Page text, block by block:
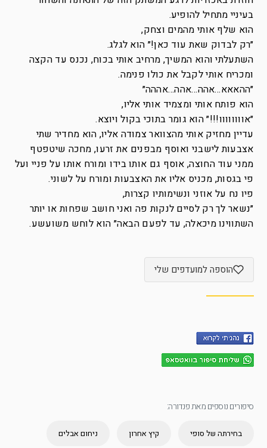
בעיניי מתחיל להופיע.
הוא שלף אותי מהמים וצחק,
״רק לבדוק שאת עוד כאן!״ הוא לגלג.
השתעלתי והוא המשיך, מרחיב אותי בכוח, נכנס עד הקצה
ומכריח אותי לקבל את כולו פנימה.
״ההאאא…אהה…אהה…אההה״
הוא פותח אותי ומצמיד אותי אליו,
״אוווווווו!!!״ הוא גומר בתוכי בקול ויוצא.
עדיין מחזיק אותי מהצוואר צמודה אליו, הוא מחדיר שתי
אצבעות לישבני ואוסף מבפנים את זרעו, מחכה שיטפטף
ממני עוד החוצה, אוסף גם אותו בידו ומורח אותו על פניי ועל
פי בגסות, מכניס אליו את האצבעות ומורח על לשוני.
פיו נח על אוזני ונשימותיו קצרות,
״נשאר לך רק לסיים לנקות פה ואני חושב שפחות או יותר
השתווינו מיכאלה, עד לפעם הבאה״ הוא לוחש משועשע.
הוספה למועדפים שלי
סיפורים נוספים מאת פנדורה:
בחירתה של סופי קיץ אחרון ניחום אבלים